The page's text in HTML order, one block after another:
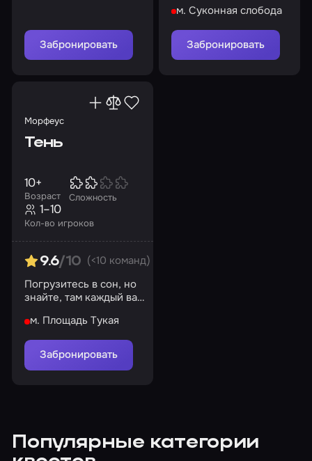
Забронировать
исчезла
м. Суконная слобода
Забронировать
Морфеус
Тень
Возраст
10+
Сложность
Кол-во игроков
1–10
9.6/10 (<10 команд)
Погрузитесь в сон, но
знайте, там каждый ваш
Найдите свой путь!
м. Площадь Тукая
Забронировать
Популярные категории